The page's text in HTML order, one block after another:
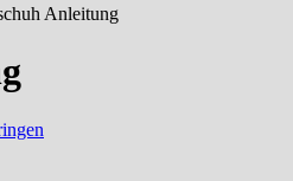
Anleitung